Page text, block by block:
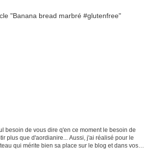
besoin de vous dire q'en ce moment le besoin de
plus que d'aordianire... Aussi, j'ai réalisé pour le
qui mérite bien sa place sur le blog et dans vos